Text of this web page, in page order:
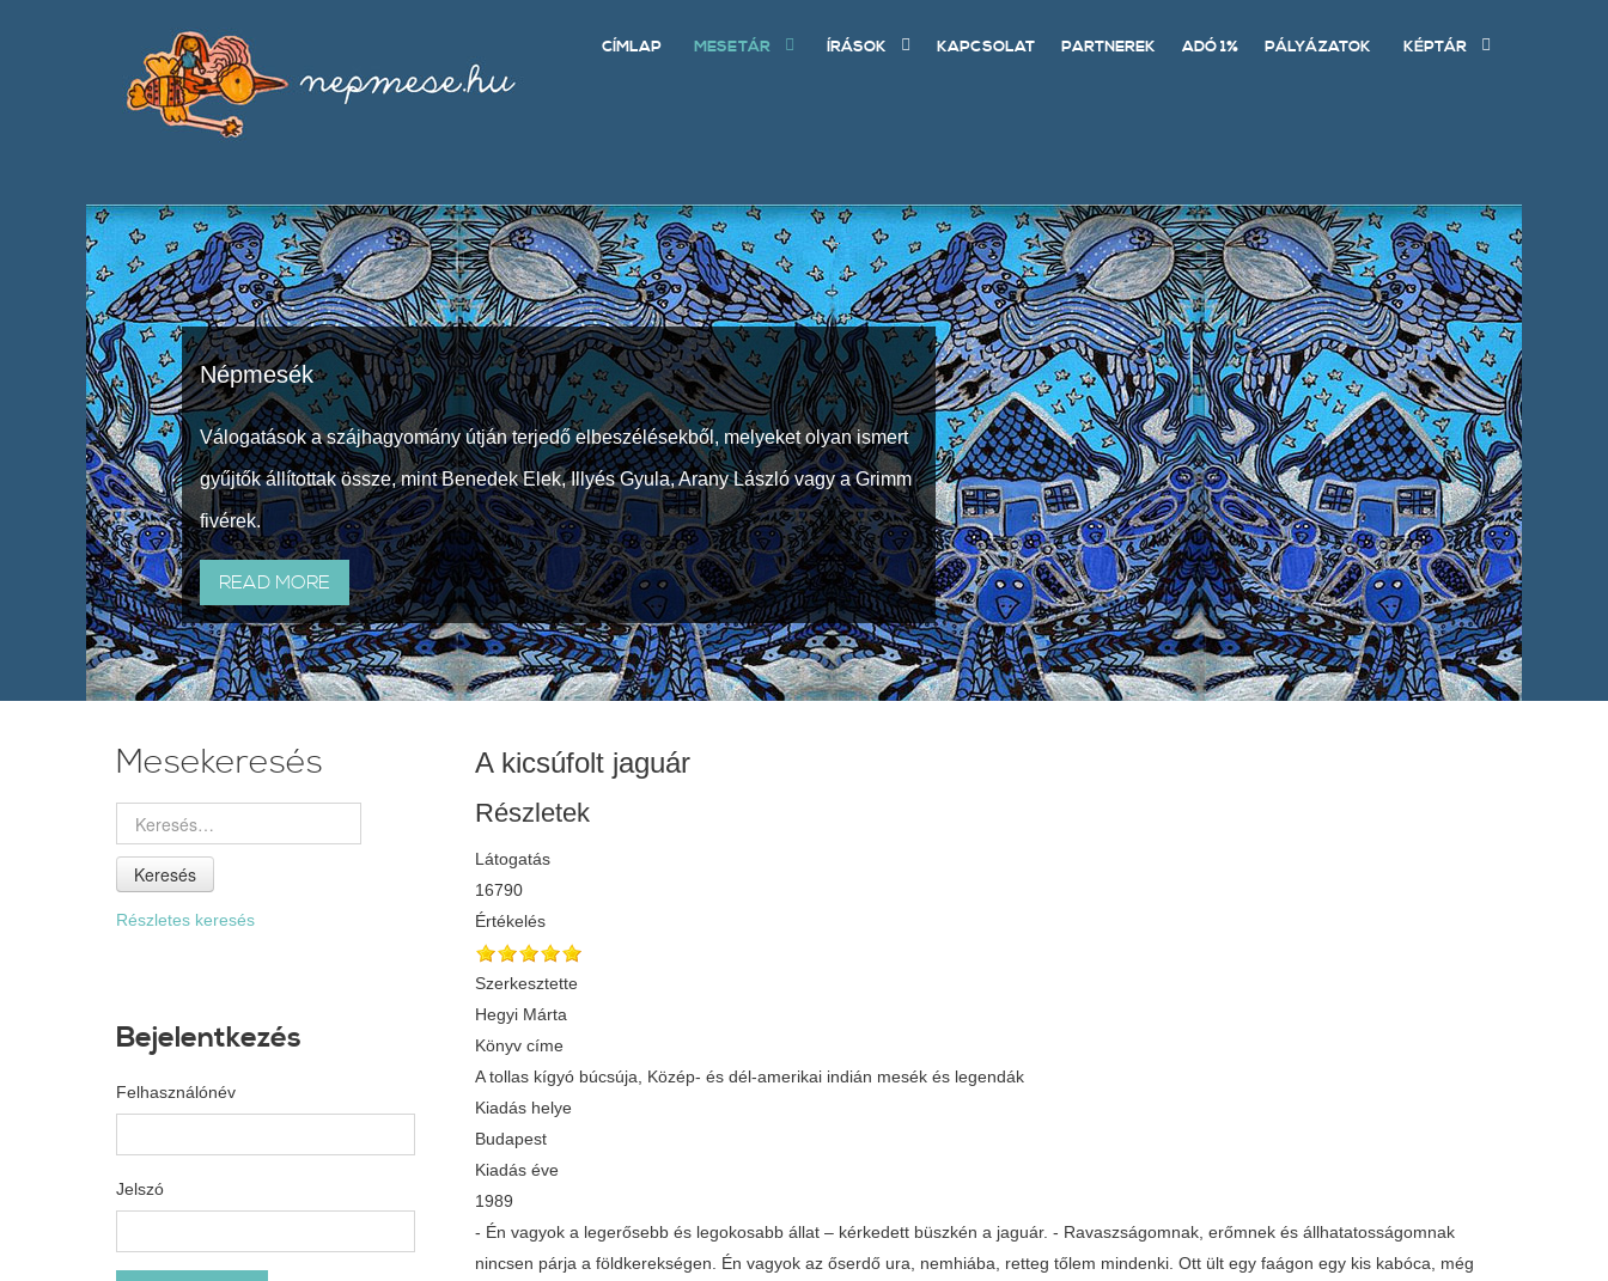
CÍMLAP MESETÁR ÍRÁSOK KAPCSOLAT PARTNEREK ADÓ 1% PÁLYÁZATOK KÉPTÁR
Népmesék
Válogatások a szájhagyomány útján terjedő elbeszélésekből, melyeket olyan ismert
gyűjtők állítottak össze, mint Benedek Elek, Illyés Gyula, Arany László vagy a Grimm
fivérek.
READ MORE
A kicsúfolt jaguár
Részletek
Látogatás
16790
Értékelés
Szerkesztette
Hegyi Márta
Könyv címe
A tollas kígyó búcsúja, Közép- és dél-amerikai indián mesék és legendák
Kiadás helye
Budapest
Kiadás éve
1989
- Én vagyok a legerősebb és legokosabb állat – kérkedett büszkén a jaguár. - Ravaszságomnak, erőmnek és állhatatosságomnak
nincsen párja a földkerekségen. Én vagyok az őserdő ura, nemhiába, retteg tőlem mindenki. Ott ült egy faágon egy kis kabóca, még
Mesekeresés
Keresés
Részletes keresés
Bejelentkezés
Felhasználónév
Jelszó